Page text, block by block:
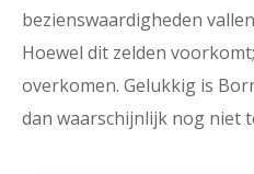
bezienswaardigheden
Hoewel dit zelden
overkomen. Gelukkig is
dan waarschijnlijk nog niet